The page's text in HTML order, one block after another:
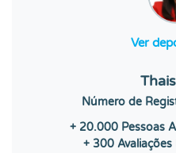
Ver
Número de
+ 20.000 Pessoas
+ 300